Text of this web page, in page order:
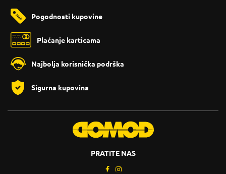
Pogodnosti kupovine
Plaćanje karticama
Najbolja korisnička podrška
Sigurna kupovina
PRATITE NAS